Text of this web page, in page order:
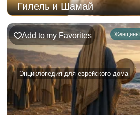
Гилель и Шамай
Женщины
Энциклопедия для еврейского дома
Add to my Favorites